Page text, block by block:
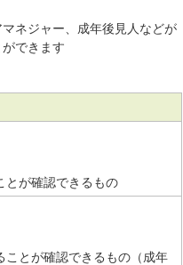
ネジャー、成年後見人などが
できます
とが確認できるもの
ことが確認できるもの（成年